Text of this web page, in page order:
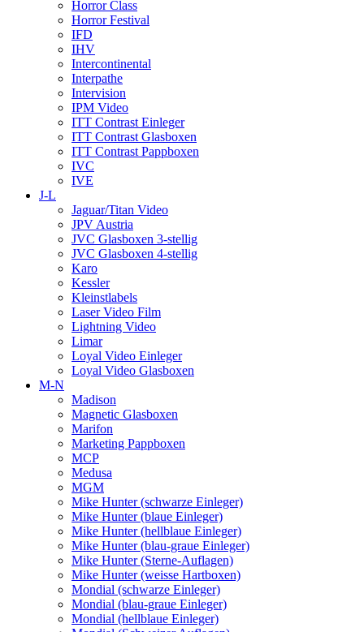
Horror Class
Horror Festival
IFD
IHV
Intercontinental
Interpathe
Intervision
IPM Video
ITT Contrast Einleger
ITT Contrast Glasboxen
ITT Contrast Pappboxen
IVC
IVE
J-L
Jaguar/Titan Video
JPV Austria
JVC Glasboxen 3-stellig
JVC Glasboxen 4-stellig
Karo
Kessler
Kleinstlabels
Laser Video Film
Lightning Video
Limar
Loyal Video Einleger
Loyal Video Glasboxen
M-N
Madison
Magnetic Glasboxen
Marifon
Marketing Pappboxen
MCP
Medusa
MGM
Mike Hunter (schwarze Einleger)
Mike Hunter (blaue Einleger)
Mike Hunter (hellblaue Einleger)
Mike Hunter (blau-graue Einleger)
Mike Hunter (Sterne-Auflagen)
Mike Hunter (weisse Hartboxen)
Mondial (schwarze Einleger)
Mondial (blau-graue Einleger)
Mondial (hellblaue Einleger)